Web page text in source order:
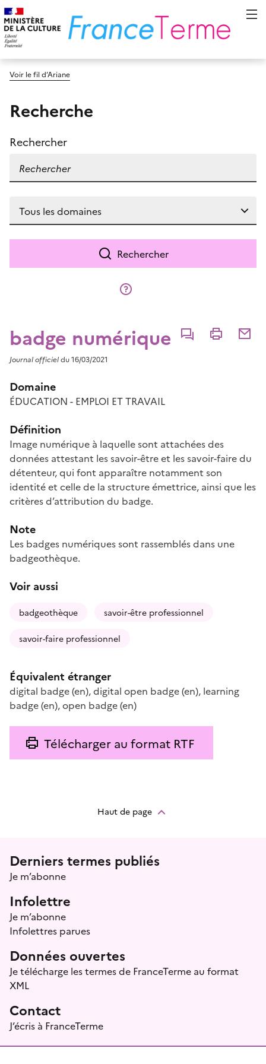
Voir le fil d’Ariane
Recherche
Rechercher
Rechercher
badge numérique CommenterImprimer
Journal officieldu 16/03/2021
Domaine
ÉDUCATION - EMPLOI ET TRAVAIL
Définition
Image numérique à laquelle sont attachées des
données attestant les savoir-être et les savoir-faire du
détenteur, qui font apparaître notamment son
identité et celle de la structure émettrice, ainsi que les
critères d’attribution du badge.
Note
Les badges numériques sont rassemblés dans une
badgeothèque.
Voir aussi
badgeothèque savoir-être professionnel
savoir-faire professionnel
Équivalent étranger
digital badge(en),digital open badge(en), learning
badge(en),open badge(en)
Télécharger au format RTF
Haut de page
Menu prefooter
Derniers termes publiés
Je m’abonne
Infolettre
Je m’abonne
Infolettres parues
Données ouvertes
Je télécharge les termes de FranceTerme au format
XML
Contact
J’écris à FranceTerme